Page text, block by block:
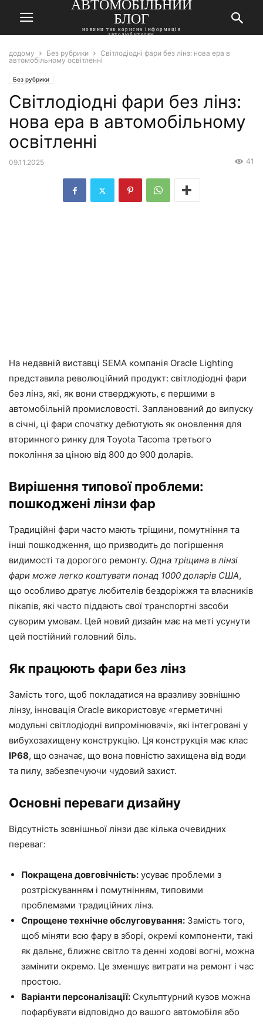
АВТОМОБІЛЬНИЙ
БЛОГ
новини так корисна інформація
автолюбителям
додому Без рубрики
Світлодіодні фари без лінз: нова ера в
автомобільному освітленні
Без рубрики
Світлодіодні фари без лінз:
нова ера в автомобільному
освітленні
09.11.2025 41
На недавній виставці SEMA компанія Oracle Lighting
представила революційний продукт: світлодіодні фари
без лінз, які, як вони стверджують, є першими в
автомобільній промисловості. Запланований до випуску
в січні, ці фари спочатку дебютують як оновлення для
вторинного ринку для Toyota Tacoma третього
покоління за ціною від 800 до 900 доларів.
Вирішення типової проблеми:
пошкоджені лінзи фар
Традиційні фари часто мають тріщини, помутніння та
інші пошкодження, що призводить до погіршення
видимості та дорогого ремонту. Одна тріщина в лінзі
фари може легко коштувати понад 1000 доларів США,
що особливо дратує любителів бездоріжжя та власників
пікапів, які часто піддають свої транспортні засоби
суворим умовам. Цей новий дизайн має на меті усунути
цей постійний головний біль.
Як працюють фари без лінз
Замість того, щоб покладатися на вразливу зовнішню
лінзу, інновація Oracle використовує «герметичні
модульні світлодіодні випромінювачі», які інтегровані у
вибухозахищену конструкцію. Ця конструкція має клас
IP68, що означає, що вона повністю захищена від води
та пилу, забезпечуючи чудовий захист.
Основні переваги дизайну
Відсутність зовнішньої лінзи дає кілька очевидних
переваг:
Покращена довговічність: усуває проблеми з
розтріскуванням і помутнінням, типовими
проблемами традиційних лінз.
Спрощене технічне обслуговування: Замість того,
щоб міняти всю фару в зборі, окремі компоненти, такі
як дальнє, ближнє світло та денні ходові вогні, можна
замінити окремо. Це зменшує витрати на ремонт і час
простою.
Варіанти персоналізації: Скульптурний кузов можна
пофарбувати відповідно до вашого автомобіля або